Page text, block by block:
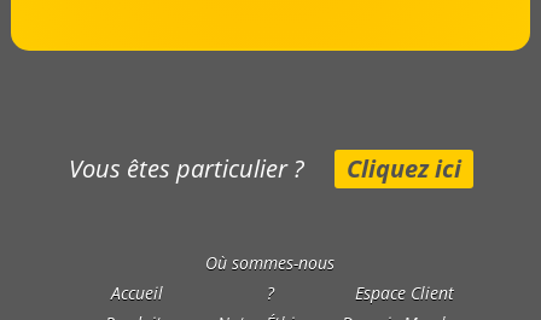
Vous êtes particulier ? Cliquez ici
Accueil
Où sommes-nous
?
Espace Client